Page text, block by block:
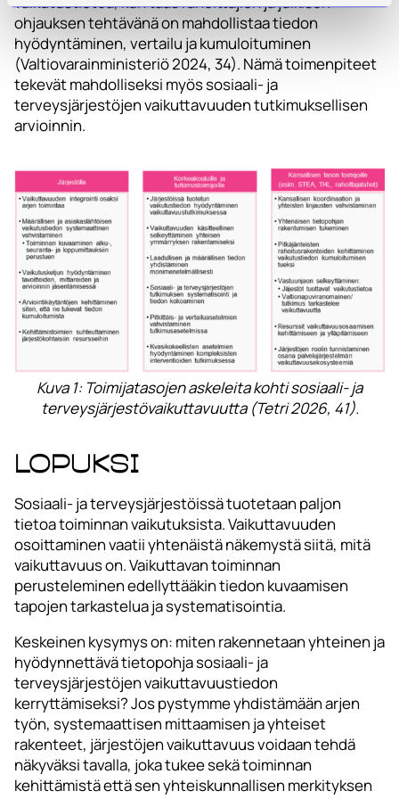
ohjauksen tehtävänä on mahdollistaa tiedon
hyödyntäminen, vertailu ja kumuloituminen
(Valtiovarainministeriö 2024, 34). Nämä toimenpiteet
tekevät mahdolliseksi myös sosiaali- ja
terveysjärjestöjen vaikuttavuuden tutkimuksellisen
arvioinnin.
Kuva 1: Toimijatasojen askeleita kohti sosiaali- ja
terveysjärjestövaikuttavuutta (Tetri 2026, 41).
Lopuksi
Sosiaali- ja terveysjärjestöissä tuotetaan paljon
tietoa toiminnan vaikutuksista. Vaikuttavuuden
osoittaminen vaatii yhtenäistä näkemystä siitä, mitä
vaikuttavuus on. Vaikuttavan toiminnan
perusteleminen edellyttääkin tiedon kuvaamisen
tapojen tarkastelua ja systematisointia.
Keskeinen kysymys on: miten rakennetaan yhteinen ja
hyödynnettävä tietopohja sosiaali- ja
terveysjärjestöjen vaikuttavuustiedon
kerryttämiseksi? Jos pystymme yhdistämään arjen
työn, systemaattisen mittaamisen ja yhteiset
rakenteet, järjestöjen vaikuttavuus voidaan tehdä
näkyväksi tavalla, joka tukee sekä toiminnan
kehittämistä että sen yhteiskunnallisen merkityksen